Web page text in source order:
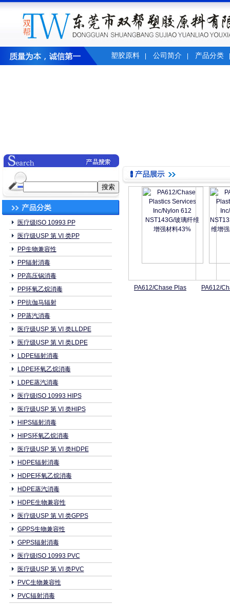
塑胶原料 公司简介 产品分类
医疗级ISO 10993 PP
医疗级USP 第 VI 类PP
PP生物兼容性
PP辐射消毒
PP高压锅消毒
PP环氧乙烷消毒
PP抗伽马辐射
PP蒸汽消毒
医疗级USP 第 VI 类LLDPE
医疗级USP 第 VI 类LDPE
LDPE辐射消毒
LDPE环氧乙烷消毒
LDPE蒸汽消毒
医疗级ISO 10993 HIPS
医疗级USP 第 VI 类HIPS
HIPS辐射消毒
HIPS环氧乙烷消毒
医疗级USP 第 VI 类HDPE
HDPE辐射消毒
HDPE环氧乙烷消毒
HDPE蒸汽消毒
HDPE生物兼容性
医疗级USP 第 VI 类GPPS
GPPS生物兼容性
GPPS辐射消毒
医疗级ISO 10993 PVC
医疗级USP 第 VI 类PVC
PVC生物兼容性
PVC辐射消毒
PA612/Chase Plas PA612/